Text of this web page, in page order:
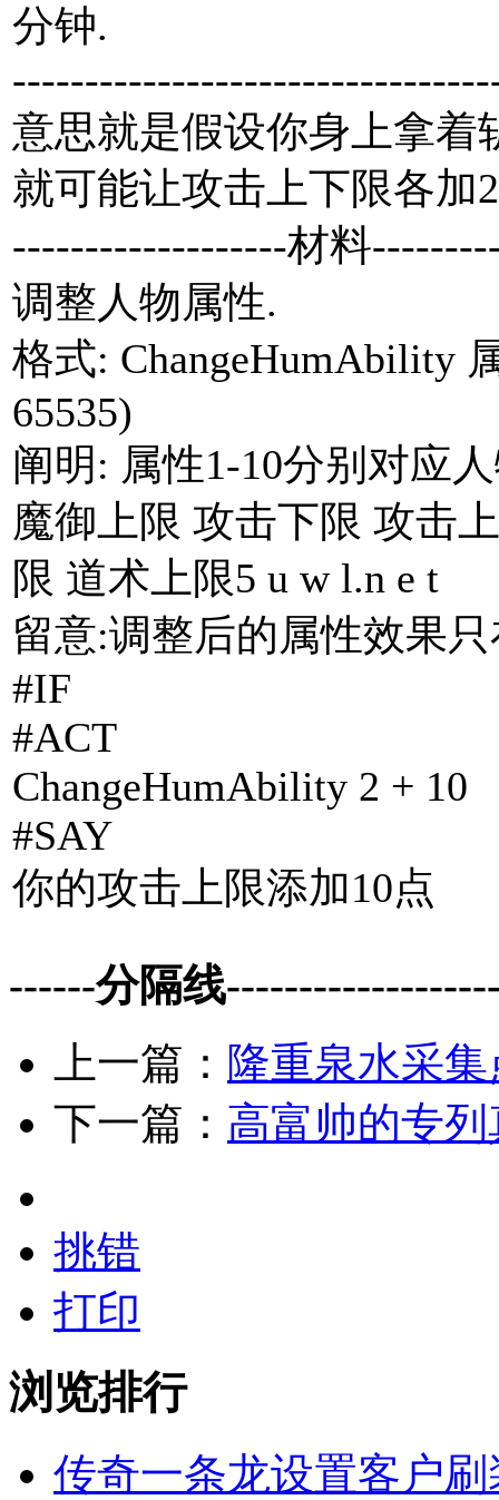
分钟.
意思就是假设你身上拿着
就可能让攻击上下限各加
-------------------材料
调整人物属性.
格式: ChangeHumAbility
65535)
阐明: 属性1-10分别对应
魔御上限 攻击下限 攻击
限 道术上限5 u w l.n e t
留意:调整后的属性效果
#IF
#ACT
ChangeHumAbility 2 + 10
#SAY
你的攻击上限添加10点
------分隔线
上一篇： 隆重泉水采
下一篇： 高富帅的专
挑错
打印
浏览排行
传奇一条龙设置客户